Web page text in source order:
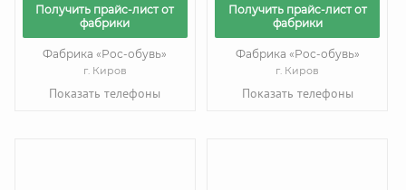
Получить прайс-лист от
фабрики
Фабрика «Рос-обувь»
г. Киров
Показать телефоны
Получить прайс-лист от
фабрики
Фабрика «Рос-обувь»
г. Киров
Показать телефоны